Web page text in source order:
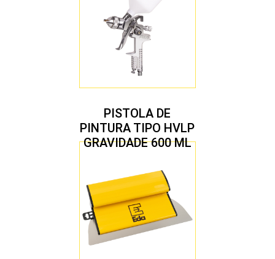
PISTOLA DE
PINTURA TIPO HVLP
GRAVIDADE 600 ML
1,7 MM